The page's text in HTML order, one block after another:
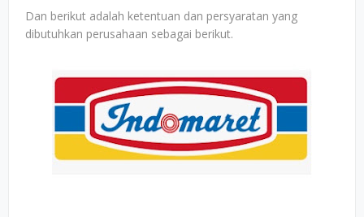
Dan berikut adalah ketentuan dan persyaratan yang
dibutuhkan perusahaan sebagai berikut.